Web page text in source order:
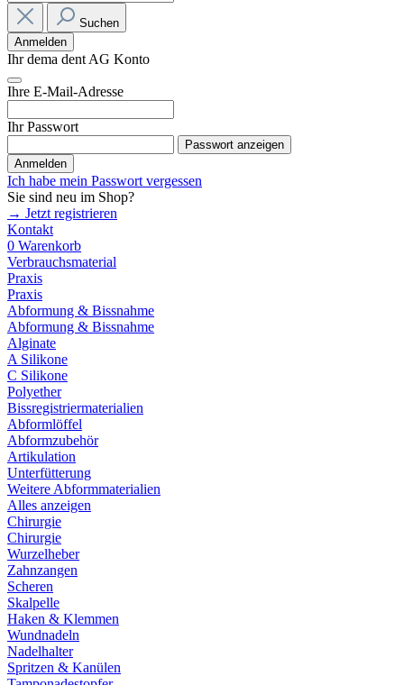
Suchen
Anmelden
Ihr dema dent AG Konto
Ihre E-Mail-Adresse
Ihr Passwort
Passwort anzeigen
Anmelden
Ich habe mein Passwort vergessen
Sie sind neu im Shop?
→ Jetzt registrieren
Kontakt
0 Warenkorb
Verbrauchsmaterial
Praxis
Praxis
Abformung & Bissnahme
Abformung & Bissnahme
Alginate
A Silikone
C Silikone
Polyether
Bissregistriermaterialien
Abformlöffel
Abformzubehör
Artikulation
Unterfütterung
Weitere Abformmaterialien
Alles anzeigen
Chirurgie
Chirurgie
Wurzelheber
Zahnzangen
Scheren
Skalpelle
Haken & Klemmen
Wundnadeln
Nadelhalter
Spritzen & Kanülen